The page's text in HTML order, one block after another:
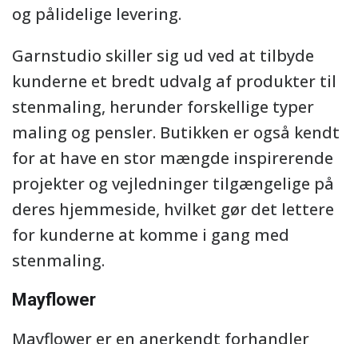
og pålidelige levering.
Garnstudio skiller sig ud ved at tilbyde
kunderne et bredt udvalg af produkter til
stenmaling, herunder forskellige typer
maling og pensler. Butikken er også kendt
for at have en stor mængde inspirerende
projekter og vejledninger tilgængelige på
deres hjemmeside, hvilket gør det lettere
for kunderne at komme i gang med
stenmaling.
Mayflower
Mayflower er en anerkendt forhandler